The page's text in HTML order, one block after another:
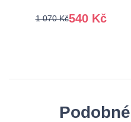
540 Kč
1 070 Kč